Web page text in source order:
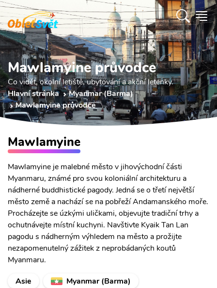
Mawlamyine průvodce
Co vidět, okolní letiště, ubytování a akční letenky.
Hlavní stránka
Myanmar (Barma)
Mawlamyine průvodce
Mawlamyine
Mawlamyine je malebné město v jihovýchodní části
Myanmaru, známé pro svou koloniální architekturu a
nádherné buddhistické pagody. Jedná se o třetí největší
město země a nachází se na pobřeží Andamanského moře.
Procházejte se úzkými uličkami, objevujte tradiční trhy a
ochutnávejte místní kuchyni. Navštivte Kyaik Tan Lan
pagodu s nádherným výhledem na město a prožijte
nezapomenutelný zážitek z neprobádaných koutů
Myanmaru.
Asie
Myanmar (Barma)